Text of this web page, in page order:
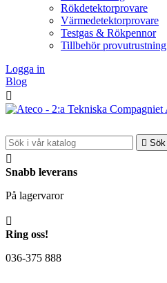
Rökdetektorprovare
Värmedetektorprovare
Testgas & Rökpennor
Tillbehör provutrustning
Logga in
Blog

 Sök

Snabb leverans
På lagervaror

Ring oss!
036-375 888